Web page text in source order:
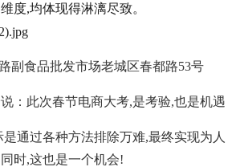
度,均体现得淋漓尽致。
副食品批发市场老城区春都路53号
：此次春节电商大考,是考验,也是机遇
通过各种方法排除万难,最终实现为人
时,这也是一个机会!